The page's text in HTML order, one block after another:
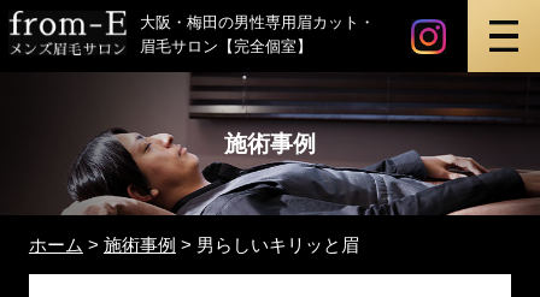
大阪・梅田の男性専用眉カット・
眉毛サロン【完全個室】
メンズ眉毛サロン「from-E」
施術事例
ホーム > 施術事例 > 男らしいキリッと眉